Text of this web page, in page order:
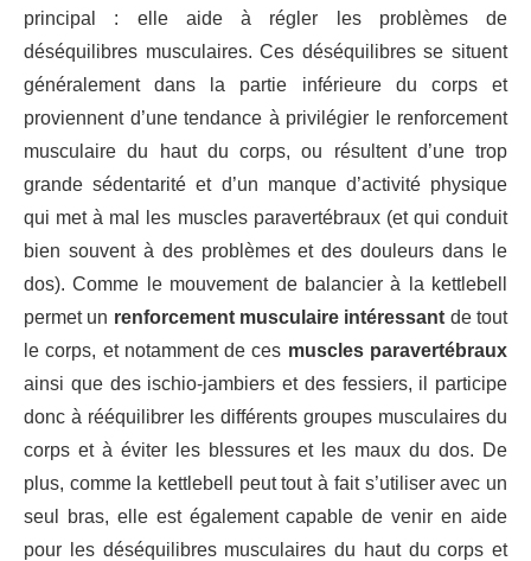
principal : elle aide à régler les problèmes de
déséquilibres musculaires. Ces déséquilibres se situent
généralement dans la partie inférieure du corps et
proviennent d’une tendance à privilégier le renforcement
musculaire du haut du corps, ou résultent d’une trop
grande sédentarité et d’un manque d’activité physique
qui met à mal les muscles paravertébraux (et qui conduit
bien souvent à des problèmes et des douleurs dans le
dos). Comme le mouvement de balancier à la kettlebell
permet un renforcement musculaire intéressant de tout
le corps, et notamment de ces muscles paravertébraux
ainsi que des ischio-jambiers et des fessiers, il participe
donc à rééquilibrer les différents groupes musculaires du
corps et à éviter les blessures et les maux du dos. De
plus, comme la kettlebell peut tout à fait s’utiliser avec un
seul bras, elle est également capable de venir en aide
pour les déséquilibres musculaires du haut du corps et